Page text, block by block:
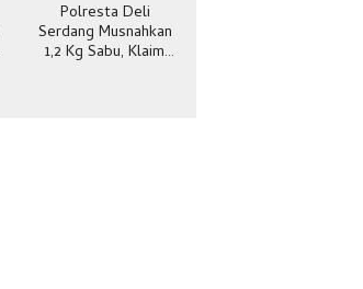
Polresta Deli
Serdang Musnahkan
1,2 Kg Sabu, Klaim